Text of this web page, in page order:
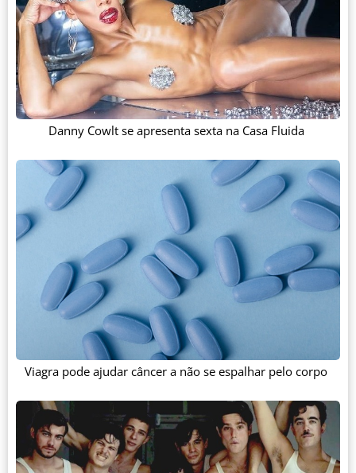
Danny Cowlt se apresenta sexta na Casa Fluida
Viagra pode ajudar câncer a não se espalhar pelo corpo